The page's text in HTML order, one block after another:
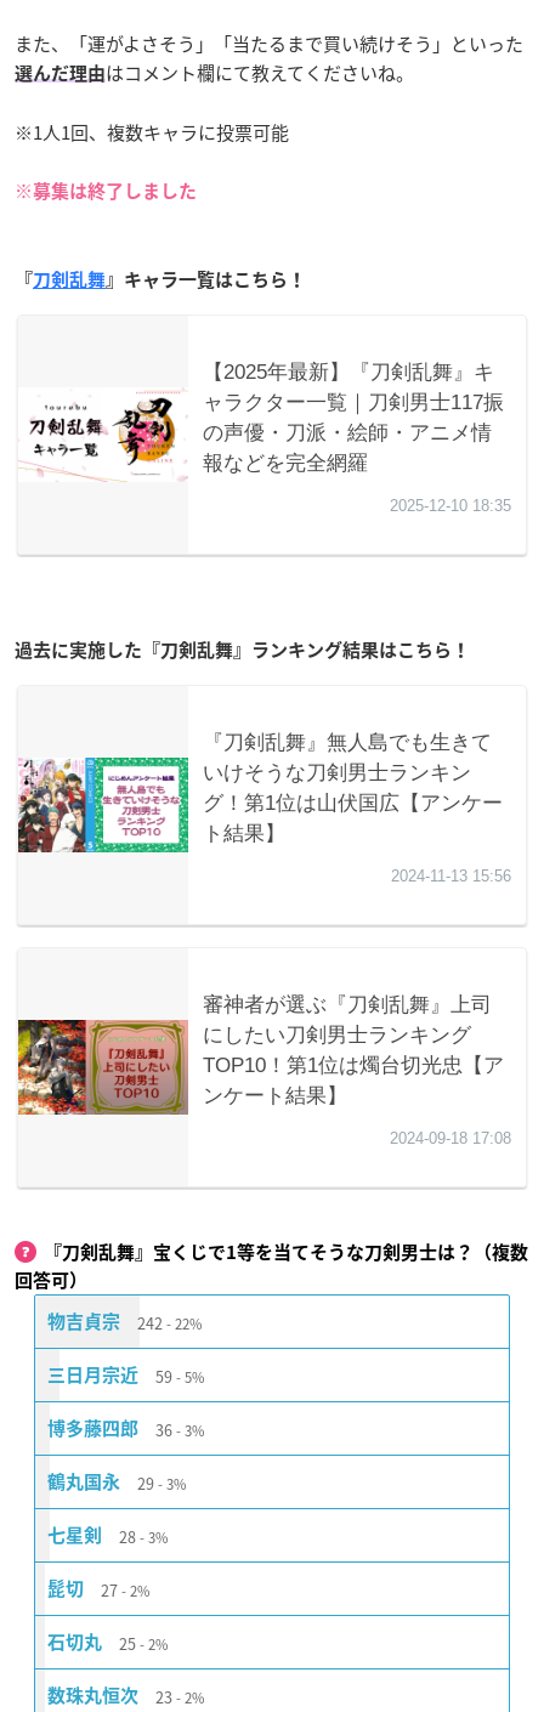
また、「運がよさそう」「当たるまで買い続けそう」といった
選んだ理由はコメント欄にて教えてくださいね。
※1人1回、複数キャラに投票可能
※募集は終了しました
『刀剣乱舞 』キャラ一覧はこちら！
過去に実施した『刀剣乱舞』ランキング結果はこちら！
『刀剣乱舞』宝くじで1等を当てそうな刀剣男士は？（複数
回答可）
物吉貞宗 242 22%
三日月宗近 59 5%
博多藤四郎 36 3%
鶴丸国永 29 3%
七星剣 28 3%
髭切 27 2%
石切丸 25 2%
数珠丸恒次 23 2%